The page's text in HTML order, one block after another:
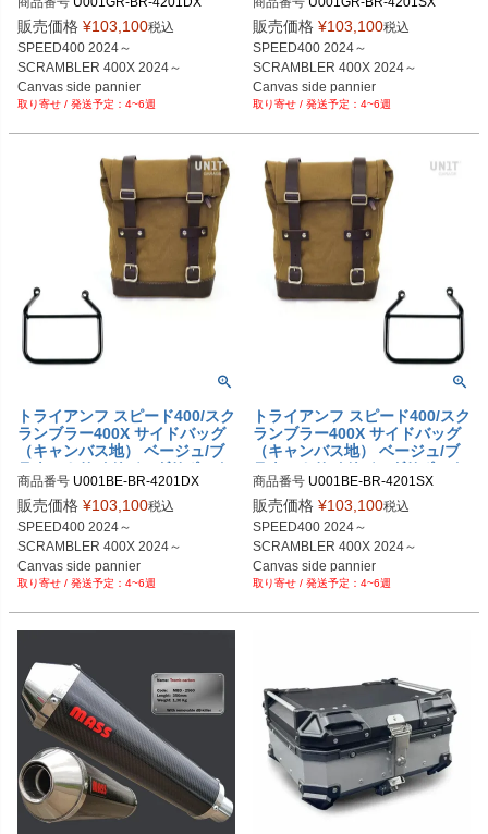
レーム右側 キット ユニットガ
レージ
U001GR_BR+4201DX
販売価格 ¥103,100税込
SPEED400 2024～
SCRAMBLER 400X 2024～
Canvas side pannier
10L-14L Green/Brown
4~6週
レーム左側 キット ユニットガ
レージ
U001GR_BR+4201SX
販売価格 ¥103,100税込
SPEED400 2024～
SCRAMBLER 400X 2024～
Canvas side pannier
10L-14L Green/Brown
4~6週
トライアンフ スピード400/スク
ランブラー400X サイドバッグ
（キャンバス地） ベージュ/ブ
ラウン＆サイドバッグサポート
フレーム右側 キット ユニット
ガレージ
商品番号 U001BE-BR-4201DX
U001BE_BR+4201DX
販売価格 ¥103,100税込
SPEED400 2024～
SCRAMBLER 400X 2024～
Canvas side pannier
10L-14L Beige/Brown
4~6週
トライアンフ スピード400/スク
ランブラー400X サイドバッグ
（キャンバス地） ベージュ/ブ
ラウン＆サイドバッグサポート
フレーム左側 キット ユニット
ガレージ
商品番号 U001BE-BR-4201SX
販売価格 ¥103,100税込
SPEED400 2024～
SCRAMBLER 400X 2024～
Canvas side pannier
10L-14L Beige/Brown
4~6週